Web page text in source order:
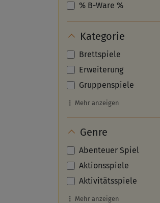
% B-Ware %
Kategorie
Brettspiele
Erweiterung
Gruppenspiele
Mehr anzeigen
Genre
Abenteuer Spiel
Aktionsspiele
Aktivitätsspiele
Mehr anzeigen